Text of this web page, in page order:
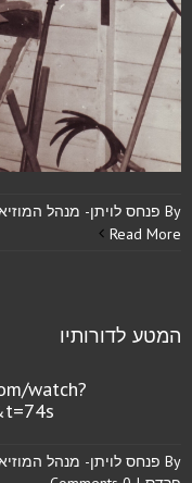
By פנחס לויתן- מנהל
Read More
המטע לדורותיו
watch?
By פנחס לויתן- מנהל